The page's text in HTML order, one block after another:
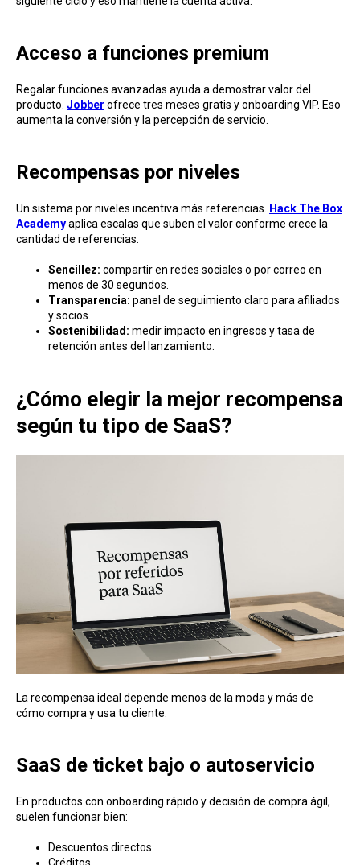
Acceso a funciones premium
Regalar funciones avanzadas ayuda a demostrar valor del
producto. Jobber ofrece tres meses gratis y onboarding VIP. Eso
aumenta la conversión y la percepción de servicio.
Recompensas por niveles
Un sistema por niveles incentiva más referencias.
Hack The Box
Academyaplica escalas que suben el valor conforme crece la
cantidad de referencias.
Sencillez: compartir en redes sociales o por correo en
menos de 30 segundos.
Transparencia: panel de seguimiento claro para afiliados
y socios.
Sostenibilidad: medir impacto en ingresos y tasa de
retención antes del lanzamiento.
¿Cómo elegir la mejor recompensa
según tu tipo de SaaS?
La recompensa ideal depende menos de la moda y más de
cómo compra y usa tu cliente.
SaaS de ticket bajo o autoservicio
En productos con onboarding rápido y decisión de compra ágil,
suelen funcionar bien:
Descuentos directos